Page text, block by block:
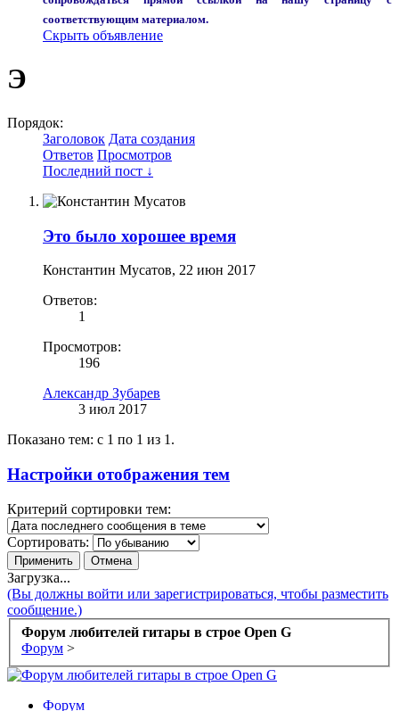
соответствующим материалом.
Скрыть объявление
Э
Порядок:
Заголовок Дата создания
Ответов Просмотров
Последний пост ↓
Это было хорошее время
Константин Мусатов, 22 июн 2017
Ответов:
1
Просмотров:
196
Александр Зубарев
3 июл 2017
Показано тем: с 1 по 1 из 1.
Настройки отображения тем
Критерий сортировки тем:
Сортировать:
Загрузка...
(Вы должны войти или зарегистрироваться, чтобы разместить
сообщение.)
Форум любителей гитары в строе Open G
Форум >
Форум